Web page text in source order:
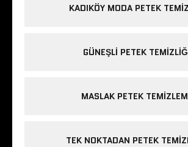
KADIKÖY MODA PETEK
GÜNEŞLI PETEK
MASLAK PETEK
TEK NOKTADAN PETEK